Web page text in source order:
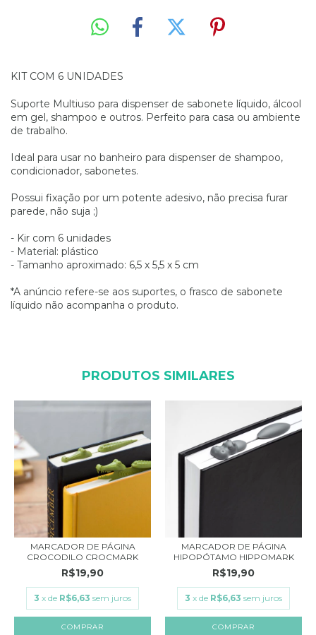
KIT COM 6 UNIDADES
Suporte Multiuso para dispenser de sabonete líquido, álcool
em gel, shampoo e outros. Perfeito para casa ou ambiente
de trabalho.
Ideal para usar no banheiro para dispenser de shampoo,
condicionador, sabonetes.
Possui fixação por um potente adesivo, não precisa furar
parede, não suja ;)
- Kir com 6 unidades
- Material: plástico
- Tamanho aproximado: 6,5 x 5,5 x 5 cm
*A anúncio refere-se aos suportes, o frasco de sabonete
líquido não acompanha o produto.
PRODUTOS SIMILARES
MARCADOR DE PÁGINA
CROCODILO CROCMARK
R$19,90
3 x de R$6,63 sem juros
MARCADOR DE PÁGINA
HIPOPÓTAMO HIPPOMARK
R$19,90
3 x de R$6,63 sem juros